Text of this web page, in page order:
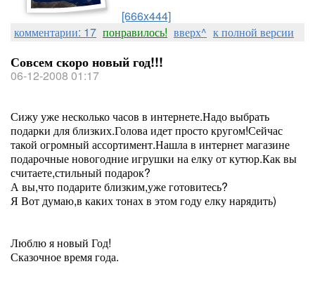
[666x444]
комментарии: 17 понравилось! вверх^ к полной версии
Совсем скоро новый год!!!
06-12-2008 01:17
Сижу уже несколько часов в интернете.Надо выбрать
подарки для близких.Голова идет просто кругом!Сейчас
такой огромный ассортимент.Нашла в интернет магазине
подарочные новогодние игрушки на елку от кутюр.Как вы
считаете,стильный подарок?
А вы,что подарите близким,уже готовитесь?
Я Вот думаю,в каких тонах в этом году елку нарядить)
Люблю я новый Год!
Сказочное время года.